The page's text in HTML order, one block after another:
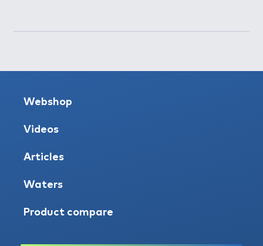
Webshop
Videos
Articles
Waters
Product compare